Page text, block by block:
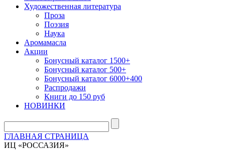
Художественная литература
Проза
Поэзия
Наука
Аромамасла
Акции
Бонусный каталог 1500+
Бонусный каталог 500+
Бонусный каталог 6000+400
Распродажи
Книги до 150 руб
НОВИНКИ
ГЛАВНАЯ СТРАНИЦА
ИЦ «РОССАЗИЯ»